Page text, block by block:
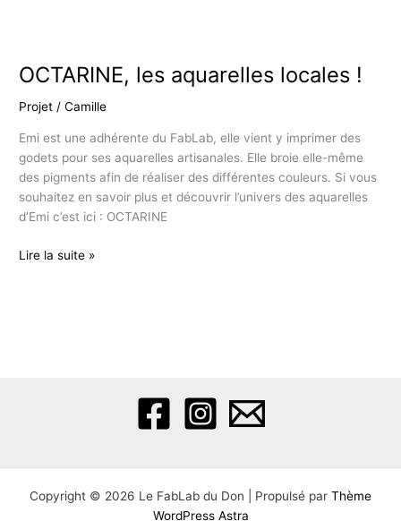
OCTARINE, les aquarelles locales !
Projet /Camille
Emi est une adhérente du FabLab, elle vient y imprimer des
godets pour ses aquarelles artisanales. Elle broie elle-même
des pigments afin de réaliser des différentes couleurs. Si vous
souhaitez en savoir plus et découvrir l’univers des aquarelles
d’Emi c’est ici : OCTARINE
OCTARINE,
Lire la suite »
Copyright © 2026 Le FabLab du Don | Propulsé par Thème
WordPress Astra